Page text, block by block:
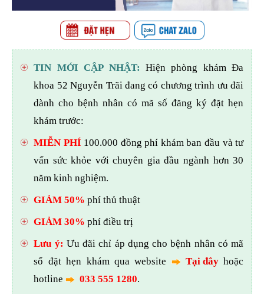
TIN MỚI CẬP NHẬT: Hiện phòng khám Đa
khoa 52 Nguyễn Trãi đang có chương trình ưu đãi
dành cho bệnh nhân có mã số đăng ký đặt hẹn
khám trước:
MIỄN PHÍ 100.000 đồng phí khám ban đầu và tư
vấn sức khỏe với chuyên gia đầu ngành hơn 30
năm kinh nghiệm.
GIẢM 50% phí thủ thuật
GIẢM 30% phí điều trị
Lưu ý: Ưu đãi chỉ áp dụng cho bệnh nhân có mã
số đặt hẹn khám qua website
Tại đâyhoặc
hotline
033 555 1280.